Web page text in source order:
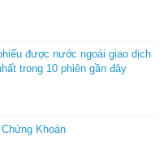
được nước ngoài giao dịch
trong 10 phiên gần đây
Khoán